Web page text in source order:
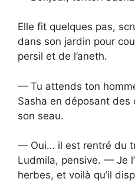
Elle fit quelques pas,
dans son jardin pour
persil et de l’aneth.
— Tu attends ton
Sasha en déposant
son seau.
— Oui… il est rentré du
Ludmila, pensive. — Je
herbes, et voilà qu’il